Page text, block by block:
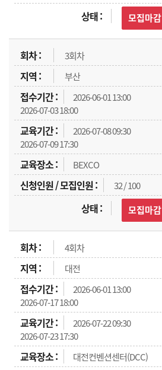
모집마감
3회차
부산
2026-06-01 13:00
2026-07-03 18:00
2026-07-08 09:30
2026-07-09 17:30
BEXCO
32 / 100
모집마감
4회차
대전
2026-06-01 13:00
2026-07-17 18:00
2026-07-22 09:30
2026-07-23 17:30
대전컨벤션센터(DCC)